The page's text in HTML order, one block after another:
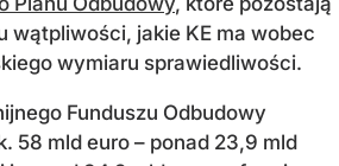
wątpliwości, jakie KE ma wobec
wymiaru sprawiedliwości.
Funduszu Odbudowy
58 mld euro – ponad 23,9 mld